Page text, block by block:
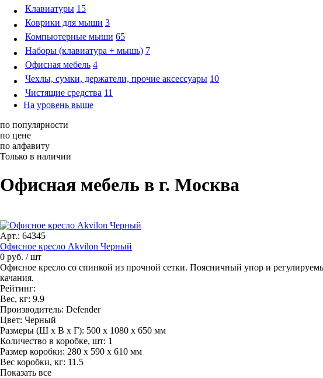
Клавиатуры 15
Коврики для мыши 3
Компьютерные мыши 65
Наборы (клавиатура + мышь) 7
Офисная мебель 4
Чехлы, сумки, держатели, прочие аксессуары 10
Чистящие средства 11
На уровень выше
по популярности
по цене
по алфавиту
Только в наличии
Офисная мебель в г. Москва
Арт.: 64345
Офисное кресло Akvilon Черный
0 руб. / шт
Офисное кресло со спинкой из прочной сетки. Поясничный упор и
качания.
Рейтинг:
Вес, кг: 9.9
Производитель: Defender
Цвет: Черный
Размеры (Ш x В x Г): 500 х 1080 х 650 мм
Количество в коробке, шт: 1
Размер коробки: 280 х 590 х 610 мм
Вес коробки, кг: 11.5
Показать все